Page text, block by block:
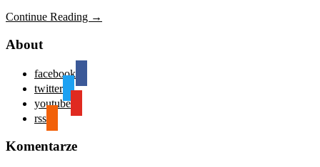
Continue Reading →
About
facebook
twitter
youtube
rss
Komentarze